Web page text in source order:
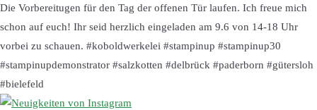
Die Vorbereitugen für den Tag der offenen Tür laufen. Ich freue mich
schon auf euch! Ihr seid herzlich eingeladen am 9.6 von 14-18 Uhr
vorbei zu schauen. #koboldwerkelei #stampinup #stampinup30
#stampinupdemonstrator #salzkotten #delbrück #paderborn #gütersloh
#bielefeld